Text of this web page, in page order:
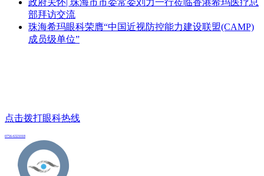
政府关怀| 珠海市市委常委刘力一行莅临香港希玛医疗总
部拜访交流
珠海希玛眼科荣膺“中国近视防控能力建设联盟(CAMP)
成员级单位”
点击拨打眼科热线
0756-6321018